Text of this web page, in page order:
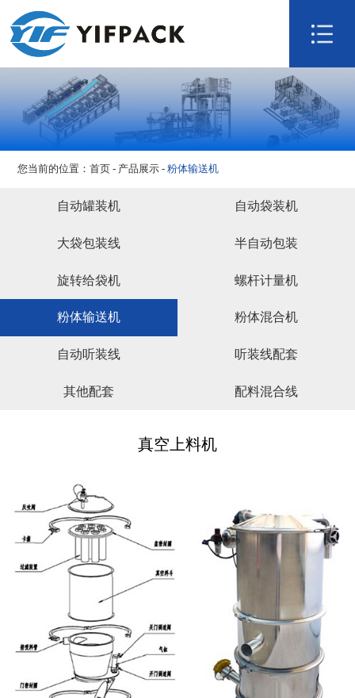
网站首页
关于我们
技术研发
视频展示
新闻资讯
联系我们
您当前的位置：首页- 产品展示 -粉体输送机
自动罐装机 自动袋装机
大袋包装线 半自动包装
旋转给袋机 螺杆计量机
粉体输送机 粉体混合机
自动听装线 听装线配套
其他配套 配料混合线
真空上料机